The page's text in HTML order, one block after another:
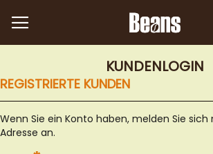
KUNDENLOGIN
REGISTRIERTE KUNDEN
Wenn Sie ein Konto haben, melden Sie
Adresse an.